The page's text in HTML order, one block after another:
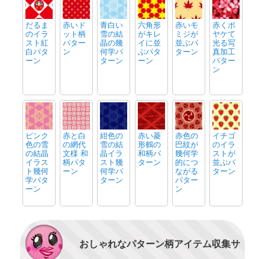
だるま
のイラ
スト紅
白パタ
ーン
赤いド
ット柄
パター
ン
青白い
雪の結
晶の幾
何学パ
ターン
六角形
がキレ
イに並
ぶパタ
ーン
赤いモ
ミジが
並ぶパ
ターン
赤くボ
ヤケて
光る写
真加工
パター
ン
ピンク
色の雪
の結晶
イラス
ト幾何
学パタ
ーン
赤と白
の網代
文様 和
柄パタ
ーン
紺色の
雪の結
晶イラ
スト幾
何学パ
ターン
赤い菱
形鶴の
和柄パ
ターン
赤色の
巴紋が
幾何学
的につ
ながる
パター
ン
イチゴ
のイラ
ストが
並ぶパ
ターン
おしゃれなパターン柄アイテム収集サ